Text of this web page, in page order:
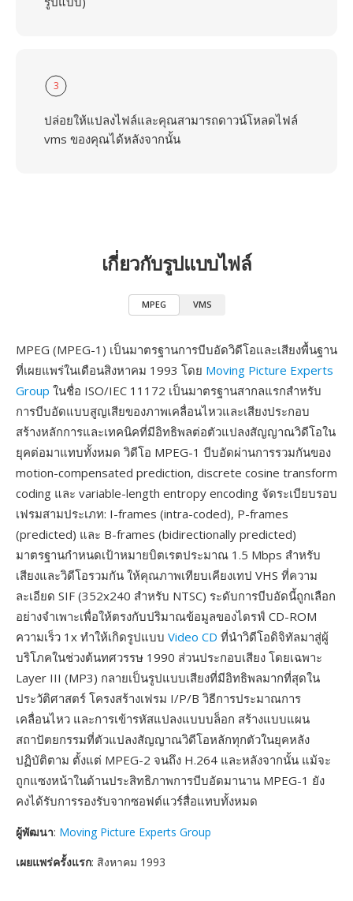
3
ปล่อยให้แปลงไฟล์และคุณสามารถดาวน์โหลดไฟล์
vms ของคุณได้หลังจากนั้น
เกี่ยวกับรูปแบบไฟล์
MPEG VMS
MPEG (MPEG-1) เป็นมาตรฐานการบีบอัดวิดีโอและเสียงพื้นฐาน
ที่เผยแพร่ในเดือนสิงหาคม 1993 โดย Moving Picture Experts
Group ในชื่อ ISO/IEC 11172 เป็นมาตรฐานสากลแรกสำหรับ
การบีบอัดแบบสูญเสียของภาพเคลื่อนไหวและเสียงประกอบ
สร้างหลักการและเทคนิคที่มีอิทธิพลต่อตัวแปลงสัญญาณวิดีโอใน
ยุคต่อมาแทบทั้งหมด วิดีโอ MPEG-1 บีบอัดผ่านการรวมกันของ
motion-compensated prediction, discrete cosine transform
coding และ variable-length entropy encoding จัดระเบียบรอบ
เฟรมสามประเภท: I-frames (intra-coded), P-frames
(predicted) และ B-frames (bidirectionally predicted)
มาตรฐานกำหนดเป้าหมายบิตเรตประมาณ 1.5 Mbps สำหรับ
เสียงและวิดีโอรวมกัน ให้คุณภาพเทียบเคียงเทป VHS ที่ความ
ละเอียด SIF (352x240 สำหรับ NTSC) ระดับการบีบอัดนี้ถูกเลือก
อย่างจำเพาะเพื่อให้ตรงกับปริมาณข้อมูลของไดรฟ์ CD-ROM
ความเร็ว 1x ทำให้เกิดรูปแบบ Video CD ที่นำวิดีโอดิจิทัลมาสู่ผู้
บริโภคในช่วงต้นทศวรรษ 1990 ส่วนประกอบเสียง โดยเฉพาะ
Layer III (MP3) กลายเป็นรูปแบบเสียงที่มีอิทธิพลมากที่สุดใน
ประวัติศาสตร์ โครงสร้างเฟรม I/P/B วิธีการประมาณการ
เคลื่อนไหว และการเข้ารหัสแปลงแบบบล็อก สร้างแบบแผน
สถาปัตยกรรมที่ตัวแปลงสัญญาณวิดีโอหลักทุกตัวในยุคหลัง
ปฏิบัติตาม ตั้งแต่ MPEG-2 จนถึง H.264 และหลังจากนั้น แม้จะ
ถูกแซงหน้าในด้านประสิทธิภาพการบีบอัดมานาน MPEG-1 ยัง
คงได้รับการรองรับจากซอฟต์แวร์สื่อแทบทั้งหมด
ผู้พัฒนา: Moving Picture Experts Group
เผยแพร่ครั้งแรก: สิงหาคม 1993